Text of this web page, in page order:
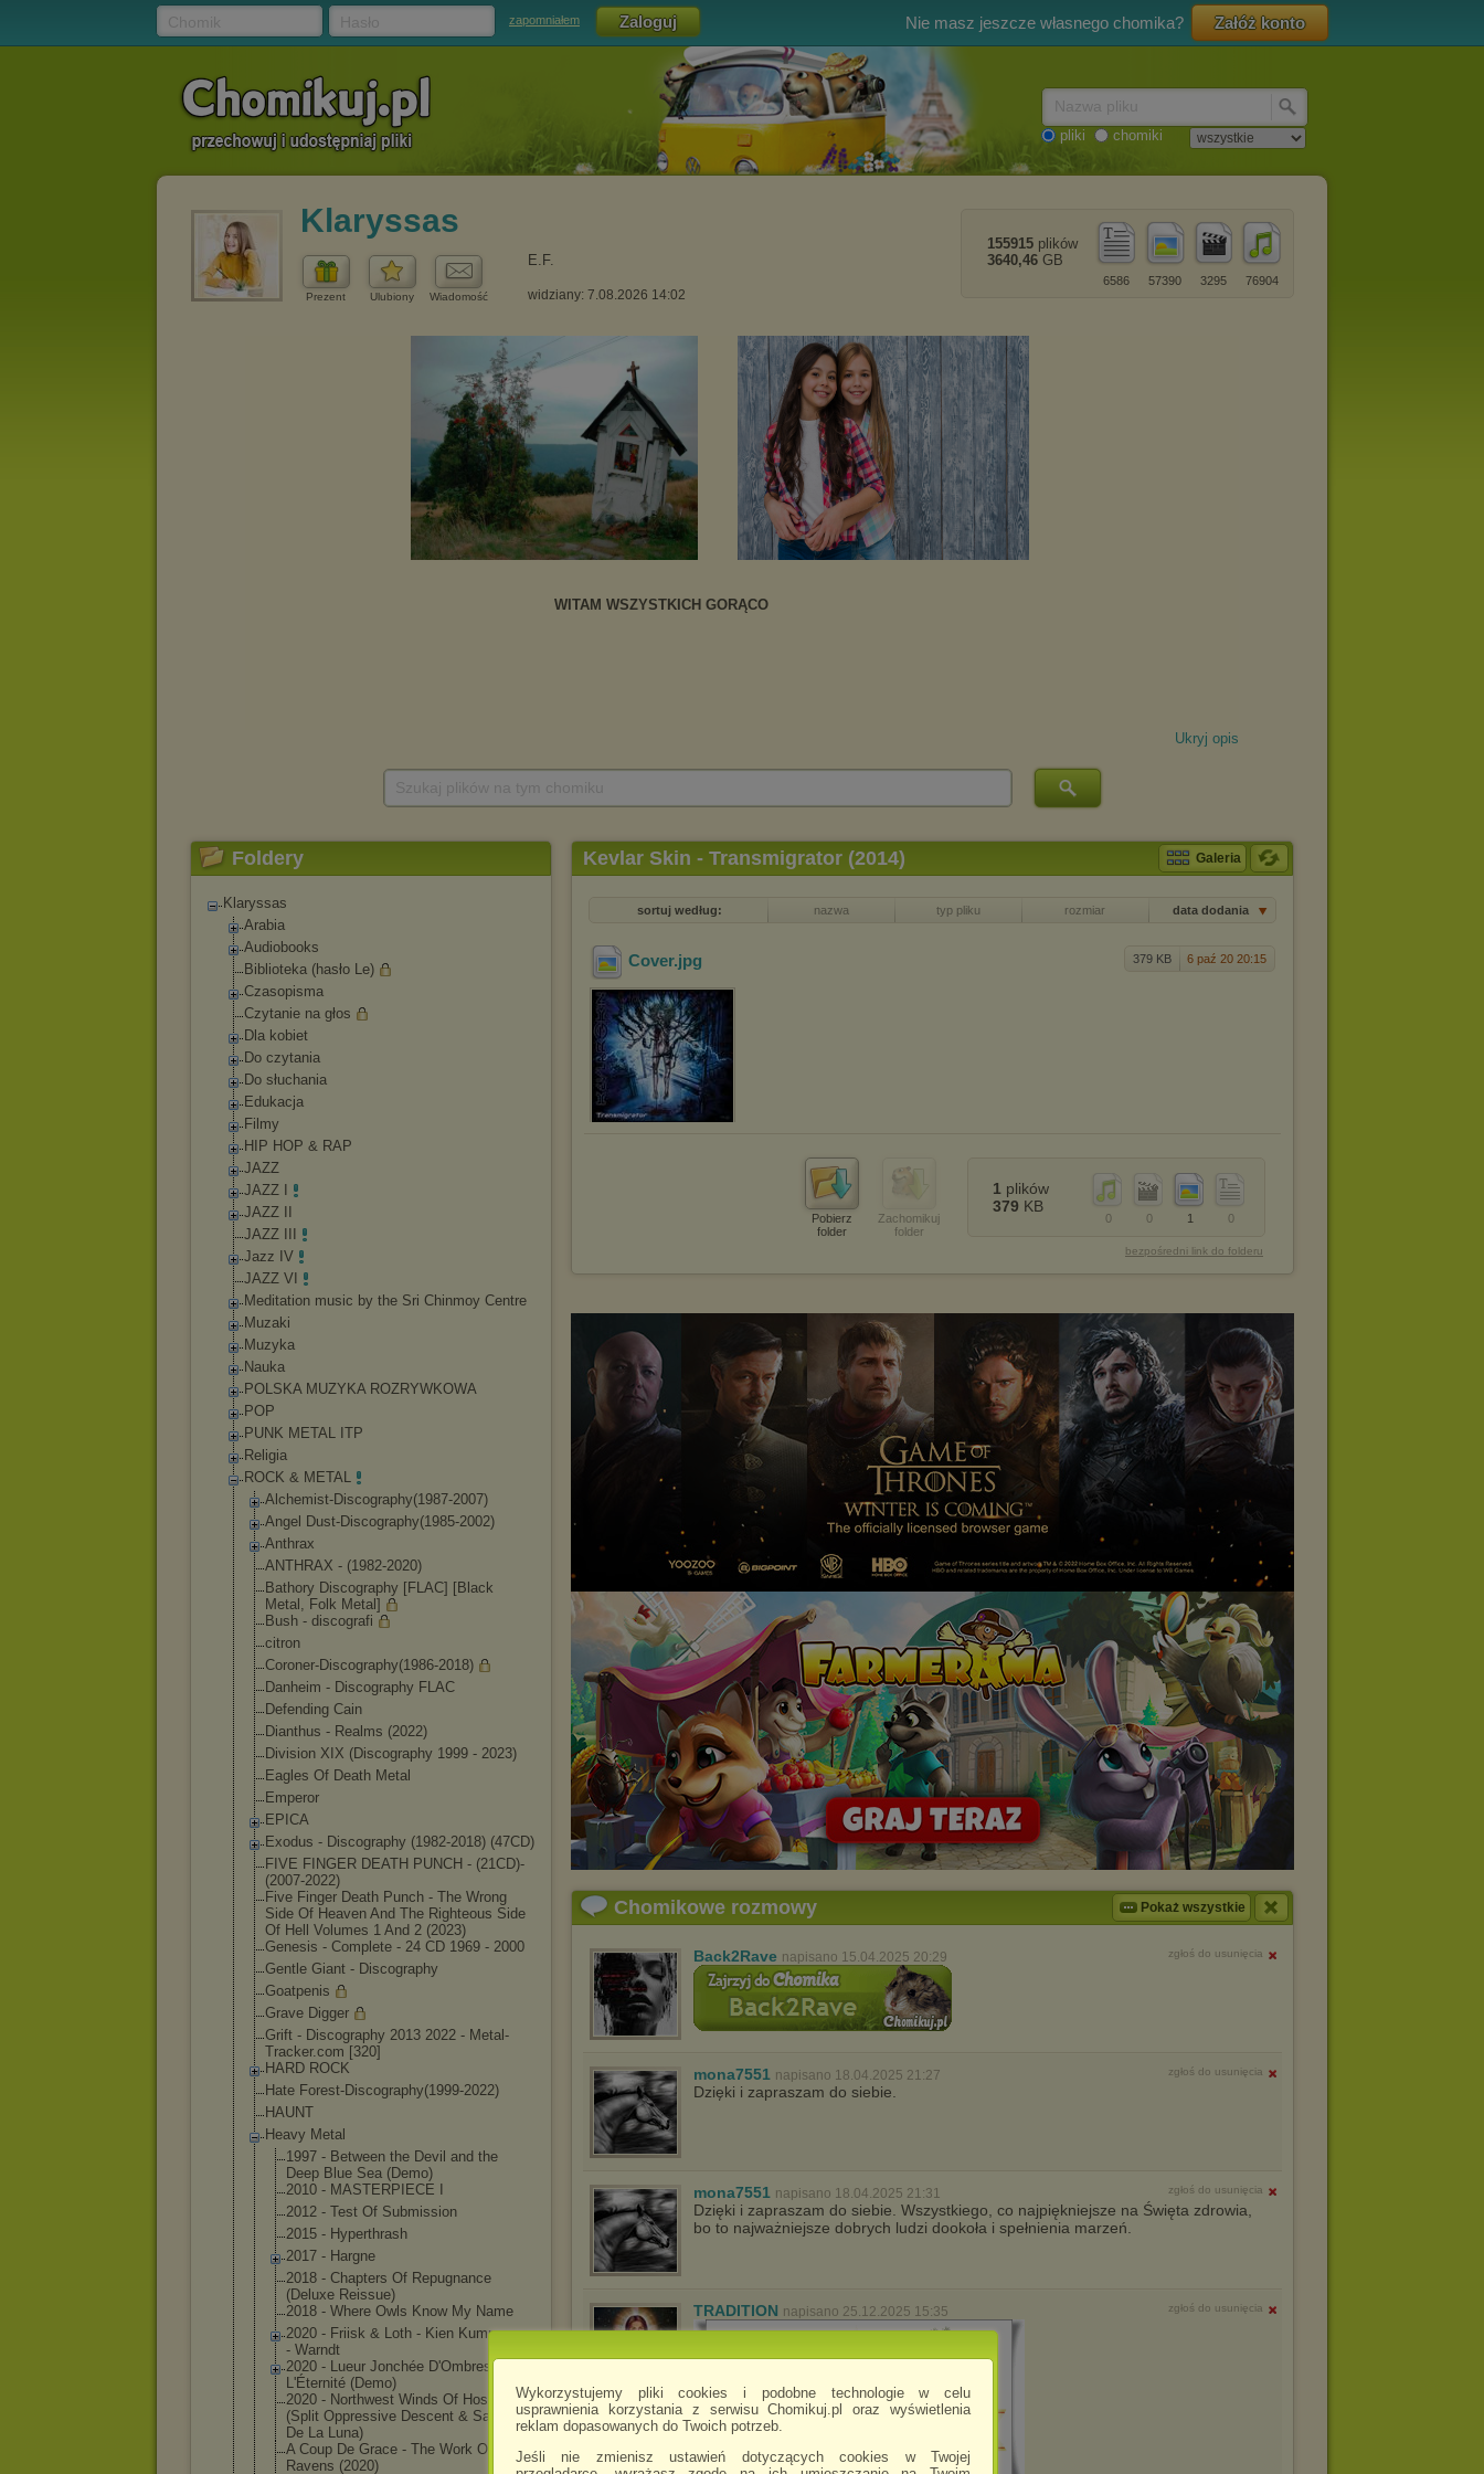
Wykorzystujemy pliki cookies i podobne technologie w celu
usprawnienia korzystania z serwisu Chomikuj.pl oraz wyświetlenia
reklam dopasowanych do Twoich potrzeb.
Jeśli nie zmienisz ustawień dotyczących cookies w Twojej
zapomniałem Nie masz jeszcze własnego chomika? Załóż konto
pliki chomiki
Klaryssas
Prezent Ulubiony Wiadomość
E.F.
widziany: 7.08.2026 14:02
76904
3295
57390
6586
155915 plików
3640,46 GB
Ukryj opis
Foldery
Klaryssas
Arabia
Audiobooks
Biblioteka (hasło Le)
Czasopisma
Czytanie na głos
Dla kobiet
Do czytania
Do słuchania
Edukacja
Filmy
HIP HOP & RAP
JAZZ
JAZZ I
JAZZ II
JAZZ III
Jazz IV
JAZZ VI
Meditation music by the Sri Chinmoy Centre
Muzaki
Muzyka
Nauka
POLSKA MUZYKA ROZRYWKOWA
POP
PUNK METAL ITP
Religia
ROCK & METAL
Alchemist-Discography(1987-2007)
Angel Dust-Discography(1985-2002)
Anthrax
ANTHRAX - (1982-2020)
Bathory Discography [FLAC] [Black
Metal, Folk Metal]
Bush - discografi
citron
Coroner-Discography(1986-2018)
Danheim - Discography FLAC
Defending Cain
Dianthus - Realms (2022)
Division XIX (Discography 1999 - 2023)
Eagles Of Death Metal
Emperor
EPICA
Exodus - Discography (1982-2018) (47CD)
FIVE FINGER DEATH PUNCH - (21CD)-
(2007-2022)
Five Finger Death Punch - The Wrong
Side Of Heaven And The Righteous Side
Of Hell Volumes 1 And 2 (2023)
Genesis - Complete - 24 CD 1969 - 2000
Gentle Giant - Discography
Goatpenis
Grave Digger
Grift - Discography 2013 2022 - Metal-
Tracker.com [320]
HARD ROCK
Hate Forest-Discography(1999-2022)
HAUNT
Heavy Metal
1997 - Between the Devil and the
Deep Blue Sea (Demo)
2010 - MASTERPIECE I
2012 - Test Of Submission
2015 - Hyperthrash
2017 - Hargne
2018 - Chapters Of Repugnance
(Deluxe Reissue)
2018 - Where Owls Know My Name
2020 - Friisk & Loth - Kien Kummweer
- Warndt
2020 - Lueur Jonchée D'Ombres Pour
L'Éternité (Demo)
2020 - Northwest Winds Of Hostility
(Split Oppressive Descent & Sangre
De La Luna)
A Coup De Grace - The Work Of
Ravens (2020)
Kevlar Skin - Transmigrator (2014) Galeria
sortuj według: nazwa typ pliku rozmiar data dodania
379 KB 6 paź 20 20:15
Cover.jpg
Pobierz
folder
Zachomikuj
folder
0
1
0
0
1 plików
379 KB
bezpośredni link do folderu
Chomikowe rozmowy Pokaż wszystkie
Back2Rave napisano 15.04.2025 20:29 zgłoś do usunięcia
mona7551 napisano 18.04.2025 21:27 zgłoś do usunięcia
Dzięki i zapraszam do siebie.
mona7551 napisano 18.04.2025 21:31 zgłoś do usunięcia
Dzięki i zapraszam do siebie. Wszystkiego, co najpiękniejsze na Święta zdrowia,
bo to najważniejsze dobrych ludzi dookoła i spełnienia marzeń.
TRADITION napisano 25.12.2025 15:35 zgłoś do usunięcia